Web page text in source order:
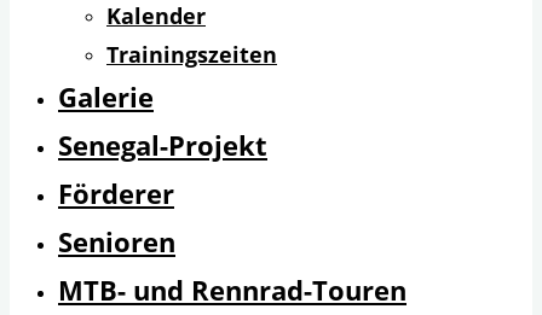
Kalender
Trainingszeiten
Galerie
Senegal-Projekt
Förderer
Senioren
MTB- und Rennrad-Touren